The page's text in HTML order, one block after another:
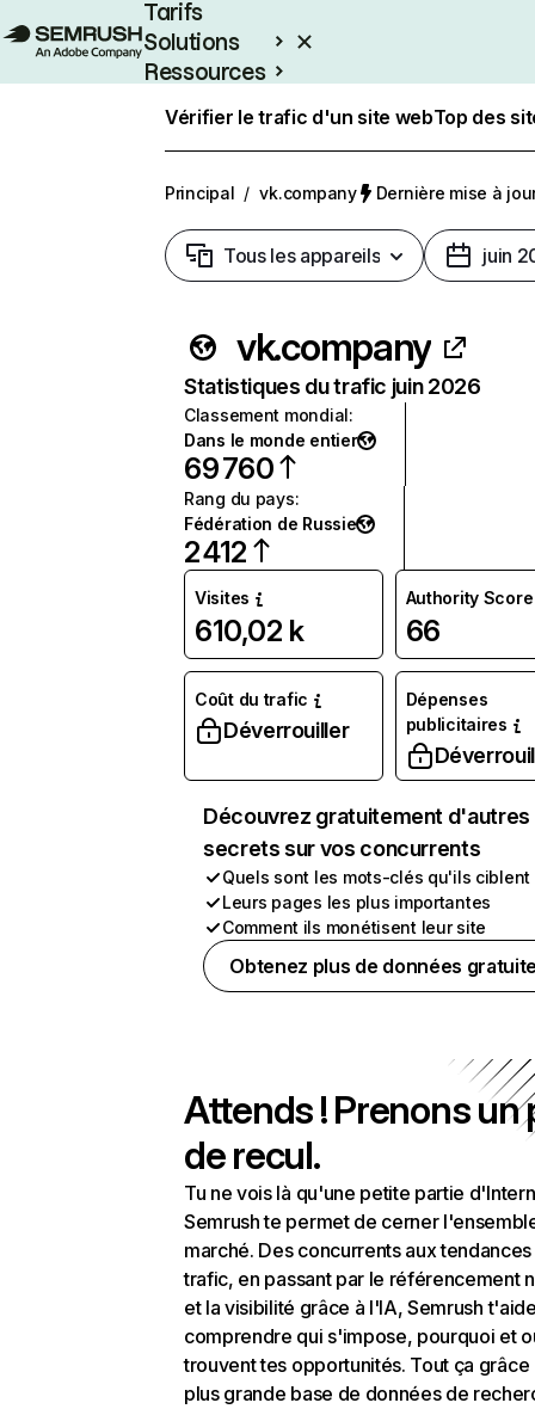
Tarifs
Solutions
Ressources
Vérifier le trafic d'un site webTop des
Principal / vk.company Dernière mise à
Tous les appareils juin
vk.company
Statistiques du trafic juin 2026
Classement mondial:
Dans le monde entier
69 760
Rang du pays:
Fédération de Russie
2 412
Visites
610,02 k
Authority Score
66
Coût du trafic
Déverrouiller
Dépenses
publicitaires
Découvrez gratuitement d'autres
secrets sur vos concurrents
Quels sont les mots-clés qu'ils ciblent
Leurs pages les plus importantes
Comment ils monétisent leur site
Obtenez plus de données
Attends ! Prenons un
de recul.
Tu ne vois là qu'une petite partie
Semrush te permet de cerner
marché. Des concurrents aux
trafic, en passant par le référencement
et la visibilité grâce à l'IA, Semrush
comprendre qui s'impose, pourquoi et
trouvent tes opportunités. Tout ça grâce
plus grande base de données de